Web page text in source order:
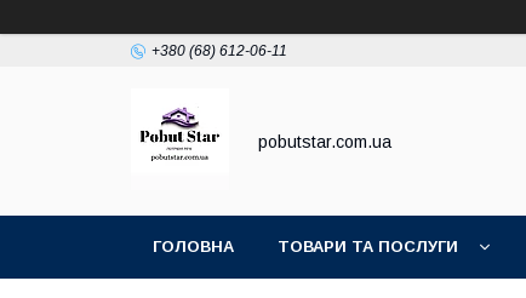
+380 (68) 612-06-11
pobutstar.com.ua
ГОЛОВНА ТОВАРИ ТА ПОСЛУГИ